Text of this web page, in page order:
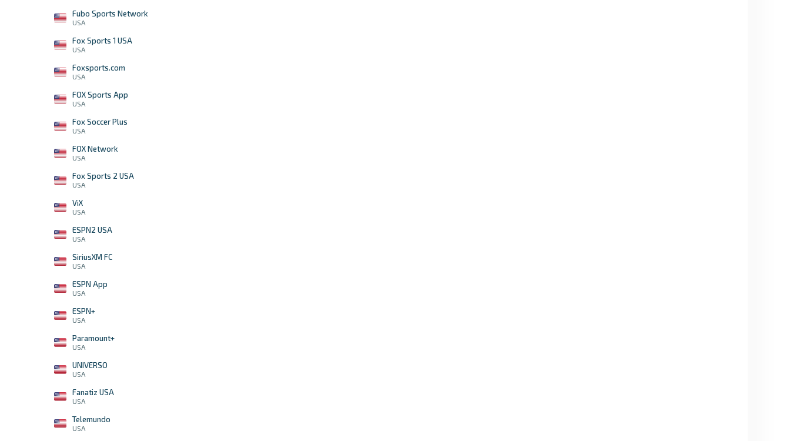
Fubo Sports Network
USA
Fox Sports 1 USA
USA
Foxsports.com
USA
FOX Sports App
USA
Fox Soccer Plus
USA
FOX Network
USA
Fox Sports 2 USA
USA
ViX
USA
ESPN2 USA
USA
SiriusXM FC
USA
ESPN App
USA
ESPN+
USA
Paramount+
USA
UNIVERSO
USA
Fanatiz USA
USA
Telemundo
USA